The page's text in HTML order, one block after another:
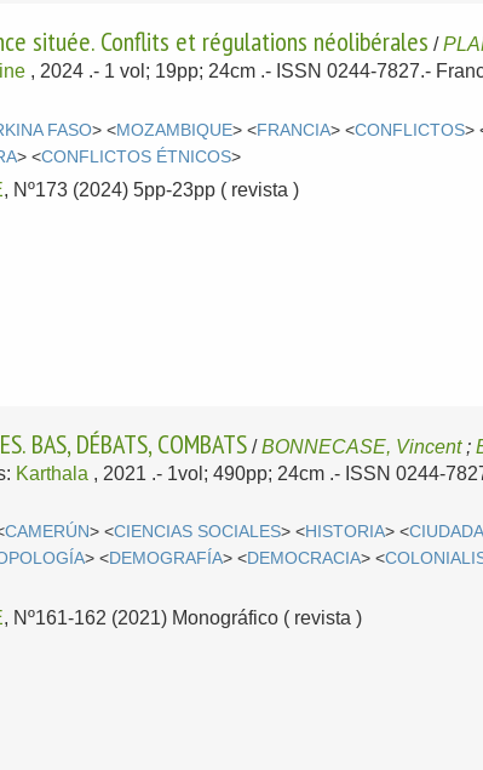
située. Conflits et régulations néolibérales /
, 2024 .- 1 vol; 19pp; 24cm .- ISSN 0244-7827.-
FASO> <MOZAMBIQUE> <FRANCIA> <CONFLICTOS>
> <CONFLICTOS ÉTNICOS>
, Nº173 (2024) 5pp-23pp ( revista )
BAS, DÉBATS, COMBATS /BONNECASE, Vincent;
Karthala , 2021 .- 1vol; 490pp; 24cm .- ISSN 0244-
CAMERÚN> <CIENCIAS SOCIALES> <HISTORIA> <
> <DEMOGRAFÍA> <DEMOCRACIA> <
, Nº161-162 (2021) Monográfico ( revista )